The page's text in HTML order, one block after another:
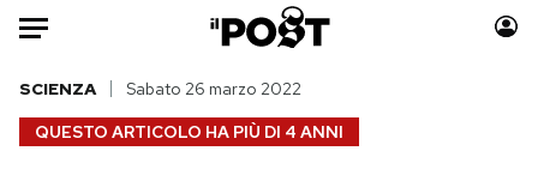
Auto
HOME
QUESTO ARTICOLO HA PIÙ DI 4 ANNI
SCIENZA Sabato 26 marzo 2022